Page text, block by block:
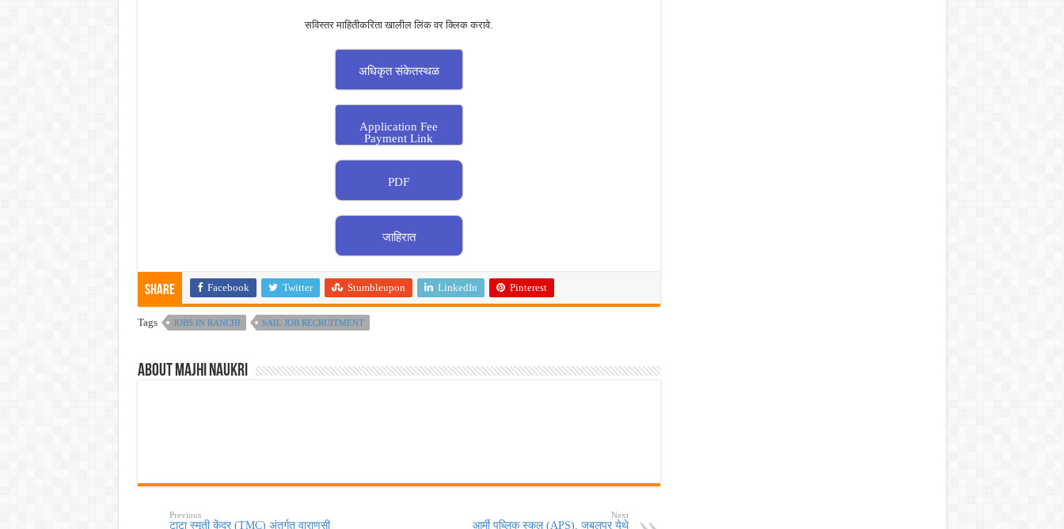
सविस्तर माहितीकरिता खालील लिंक वर क्लिक करावे.
अधिकृत संकेतस्थळ
Application Fee
Payment Link
PDF
जाहिरात
Share Facebook Twitter Stumbleupon LinkedIn Pinterest
Tags JOBS IN RANCHI SAIL JOB RECRUITMENT
About Majhi Naukri
Previous
टाटा स्मृती केंद्र (TMC) अंतर्गत वाराणसी
Next
आर्मी पब्लिक स्कूल (APS), जबलपूर येथे